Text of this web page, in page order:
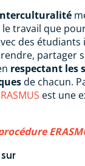
travail que
des
partager
respectant les
de chacun.
est une